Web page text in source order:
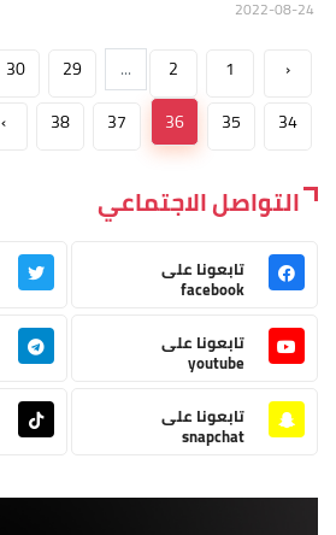
‹
1
2
...
29
30
34
35
36
37
38
›
التواصل الاجتماعي
تابعونا على
facebook
تابعونا على
youtube
تابعونا على
snapchat